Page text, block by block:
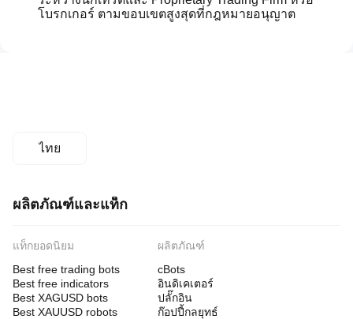
โบรกเกอร์ ตามขอบเขตสูงสุดที่กฎหมายอนุญาต
ไทย
ผลิตภัณฑ์และแท็ก
แท็กยอดนิยม
Best free trading bots
Best free indicators
Best XAGUSD bots
Best XAUUSD robots
ผลิตภัณฑ์
cBots
อินดิเคเตอร์
ปลั๊กอิน
ก๊อปปี้กลยุทธ์